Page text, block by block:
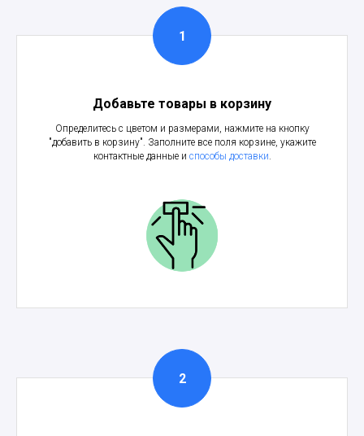
Добавьте товары в корзину
Определитесь с цветом и размерами, нажмите на кнопку
"добавить в корзину". Заполните все поля корзине, укажите
контактные данные и способы доставки.